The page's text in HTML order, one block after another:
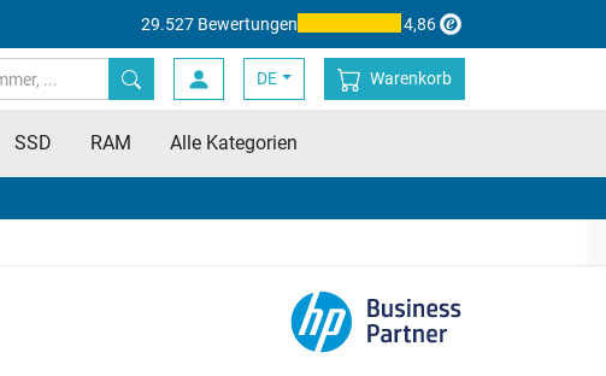
29.527 Bewertungen 4,86
DE Warenkorb
SSD RAM Alle Kategorien